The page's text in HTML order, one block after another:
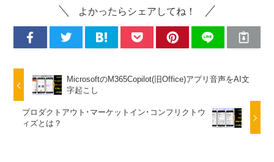
よかったらシェアしてね！
MicrosoftのM365Copilot(旧Office)アプリ音声をAI文
字起こし
プロダクトアウト･マーケットイン･コンフリクトウ
ィズとは？